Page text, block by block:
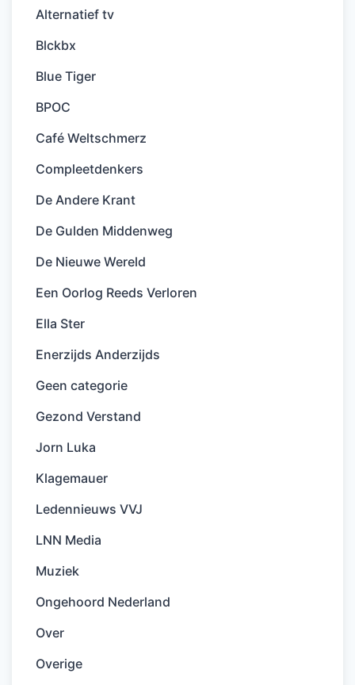
Alternatief tv
Blckbx
Blue Tiger
BPOC
Café Weltschmerz
Compleetdenkers
De Andere Krant
De Gulden Middenweg
De Nieuwe Wereld
Een Oorlog Reeds Verloren
Ella Ster
Enerzijds Anderzijds
Geen categorie
Gezond Verstand
Jorn Luka
Klagemauer
Ledennieuws VVJ
LNN Media
Muziek
Ongehoord Nederland
Over
Overige